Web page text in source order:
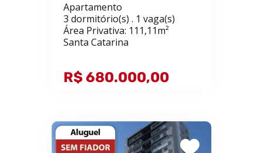
Apartamento
3 dormitório(s) . 1 vaga(s)
Área Privativa: 111,11m²
Santa Catarina
R$ 680.000,00